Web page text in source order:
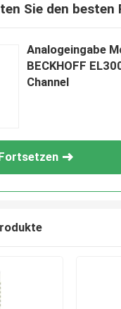
Sie den besten
Analogeingabe
BECKHOFF
Channel